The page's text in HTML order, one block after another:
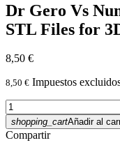
Dr Gero Vs
STL Files for
8,50 €
8,50 € Impuestos
shopping_cartAñadir al
Compartir